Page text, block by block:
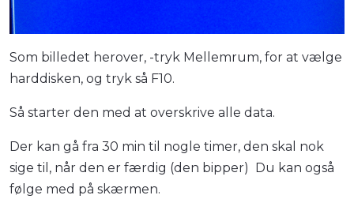
Som billedet herover, -tryk Mellemrum, for at vælge
harddisken, og tryk så F10.
Så starter den med at overskrive alle data.
Der kan gå fra 30 min til nogle timer, den skal nok
sige til, når den er færdig (den bipper) Du kan også
følge med på skærmen.